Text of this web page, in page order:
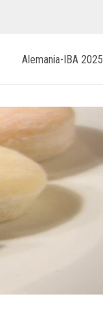
Alemania-IBA 2025